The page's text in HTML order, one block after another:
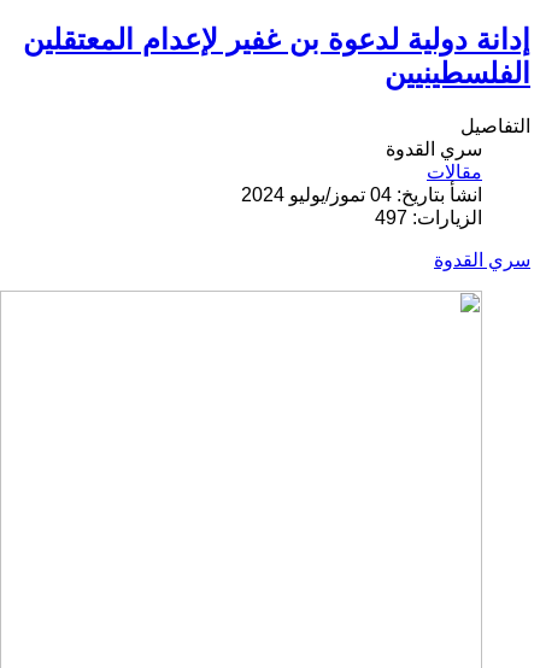
إدانة دولية لدعوة بن غفير لإعدام المعتقلين
الفلسطينيين
التفاصيل
سري القدوة
مقالات
انشأ بتاريخ: 04 تموز/يوليو 2024
الزيارات: 497
سري القدوة